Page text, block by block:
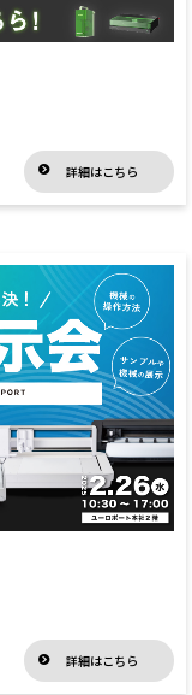
詳細はこちら
詳細はこちら